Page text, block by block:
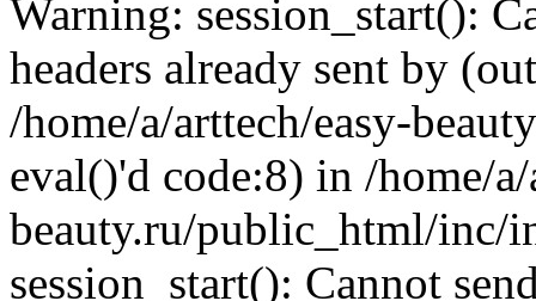
Warning: session_start():
headers already sent by
/home/a/arttech/easy-
eval()'d code:8) in /home/
beauty.ru/public_html/inc/
session_start(): Cannot